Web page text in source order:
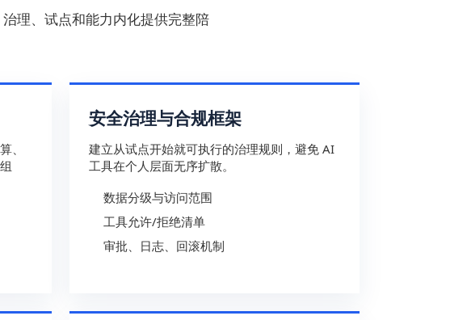
理、试点和能力内化提供完整陪
、
安全治理与合规框架
建立从试点开始就可执行的治理规则，避免 AI
工具在个人层面无序扩散。
数据分级与访问范围
工具允许/拒绝清单
审批、日志、回滚机制